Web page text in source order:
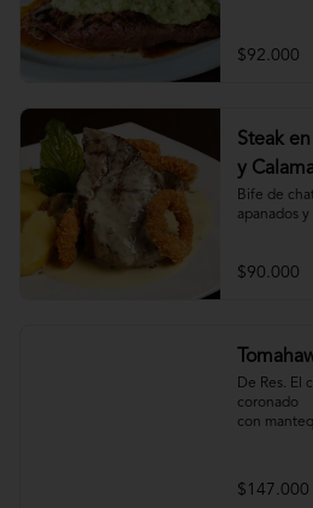
$92.000
Steak
y
Bife de
apanados y
$90.000
De Res. El
coronado
con
$147.000